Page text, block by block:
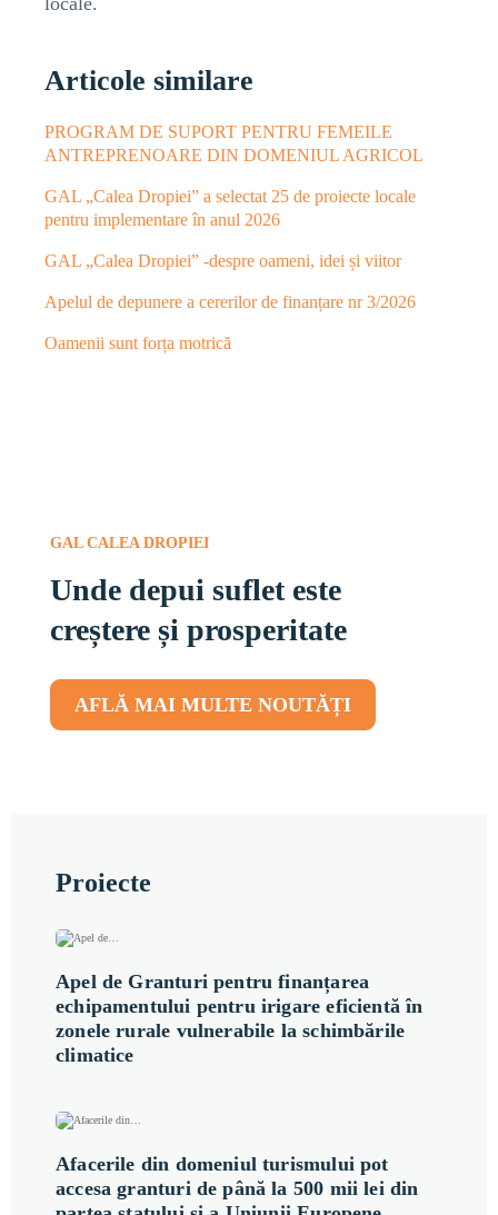
Articole similare
PROGRAM DE SUPORT PENTRU FEMEILE
ANTREPRENOARE DIN DOMENIUL AGRICOL
GAL „Calea Dropiei” a selectat 25 de proiecte locale
pentru implementare în anul 2026
GAL „Calea Dropiei” -despre oameni, idei și viitor
Apelul de depunere a cererilor de finanțare nr 3/2026
Oamenii sunt forța motrică
GAL CALEA DROPIEI
Unde depui suflet este
creștere și prosperitate
AFLĂ MAI MULTE NOUTĂȚI
Proiecte
Apel de Granturi pentru finanțarea
echipamentului pentru irigare eficientă în
zonele rurale vulnerabile la schimbările
climatice
Afacerile din domeniul turismului pot
accesa granturi de până la 500 mii lei din